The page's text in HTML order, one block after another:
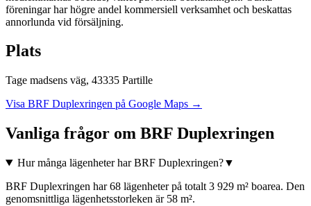
föreningar har högre andel kommersiell verksamhet och beskattas
annorlunda vid försäljning.
Plats
Tage madsens väg, 43335 Partille
Visa BRF Duplexringen på Google Maps →
Vanliga frågor om BRF Duplexringen
Hur många lägenheter har BRF Duplexringen?▼
BRF Duplexringen har 68 lägenheter på totalt 3 929 m² boarea. Den
genomsnittliga lägenhetsstorleken är 58 m².